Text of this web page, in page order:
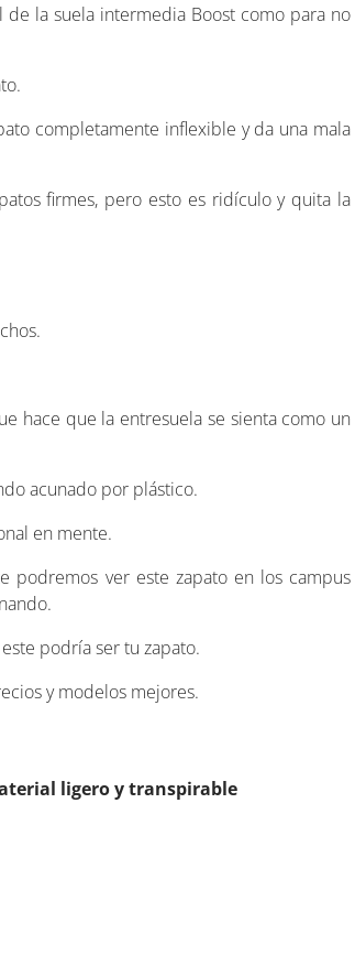
la suela intermedia Boost como para no
completamente inflexible y da una mala
firmes, pero esto es ridículo y quita la
hace que la entresuela se sienta como un
acunado por plástico.
en mente.
podremos ver este zapato en los campus
podría ser tu zapato.
y modelos mejores.
ligero y transpirable